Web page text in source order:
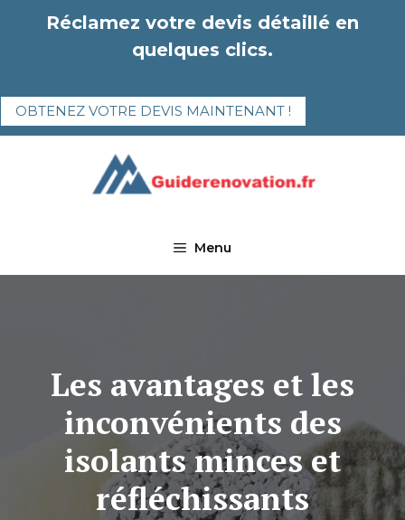
Réclamez votre devis détaillé en
quelques clics.
OBTENEZ VOTRE DEVIS MAINTENANT !
Menu
Les avantages et les
inconvénients des
isolants minces et
réfléchissants